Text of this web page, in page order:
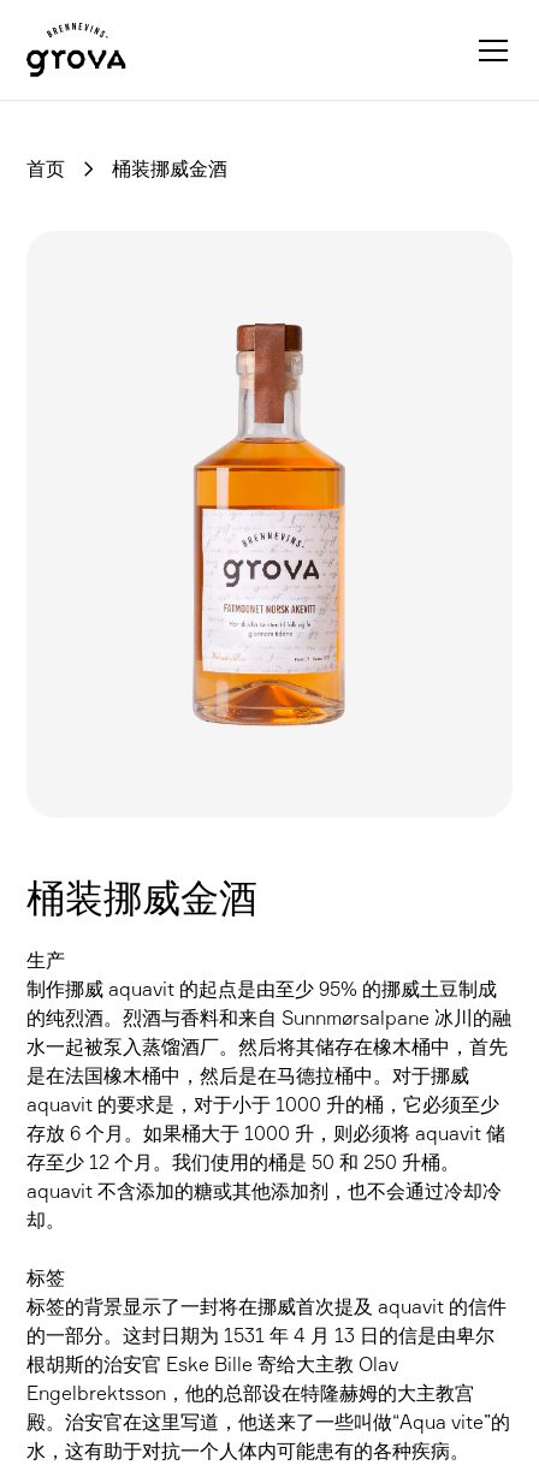
首页 桶装挪威金酒
桶装挪威金酒
生产
制作挪威 aquavit 的起点是由至少 95% 的挪威土豆制成
的纯烈酒。烈酒与香料和来自 Sunnmørsalpane 冰川的融
水一起被泵入蒸馏酒厂。然后将其储存在橡木桶中，首先
是在法国橡木桶中，然后是在马德拉桶中。对于挪威
aquavit 的要求是，对于小于 1000 升的桶，它必须至少
存放 6 个月。如果桶大于 1000 升，则必须将 aquavit 储
存至少 12 个月。我们使用的桶是 50 和 250 升桶。
aquavit 不含添加的糖或其他添加剂，也不会通过冷却冷
却。
标签
标签的背景显示了一封将在挪威首次提及 aquavit 的信件
的一部分。这封日期为 1531 年 4 月 13 日的信是由卑尔
根胡斯的治安官 Eske Bille 寄给大主教 Olav
Engelbrektsson，他的总部设在特隆赫姆的大主教宫
殿。治安官在这里写道，他送来了一些叫做“Aqua vite”的
水，这有助于对抗一个人体内可能患有的各种疾病。